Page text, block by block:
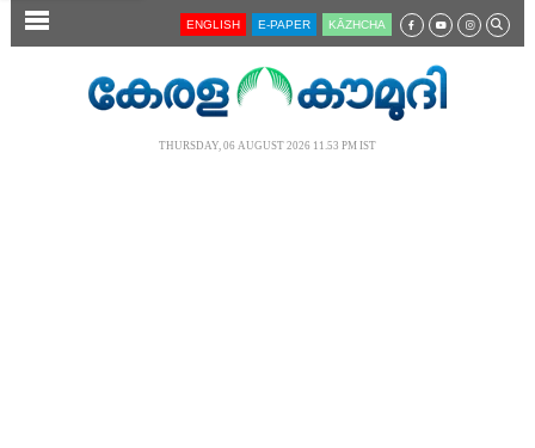
SECTIONS ENGLISH E-PAPER KĀZHCHA
THURSDAY, 06 AUGUST 2026 11.53 PM IST